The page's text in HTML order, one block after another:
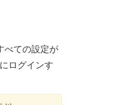
べての設定が
ログインす